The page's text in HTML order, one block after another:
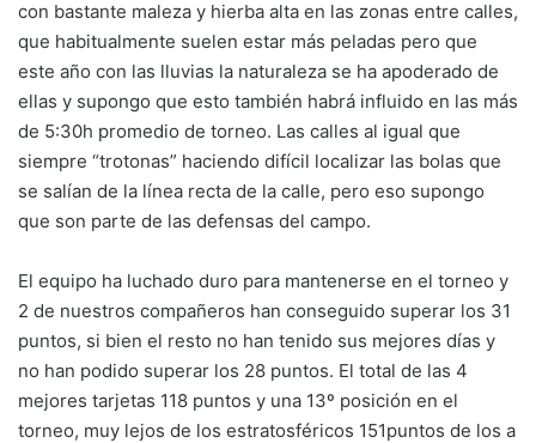
con bastante maleza y hierba alta en las zonas entre calles,
que habitualmente suelen estar más peladas pero que
este año con las lluvias la naturaleza se ha apoderado de
ellas y supongo que esto también habrá influido en las más
de 5:30h promedio de torneo. Las calles al igual que
siempre “trotonas” haciendo difícil localizar las bolas que
se salían de la línea recta de la calle, pero eso supongo
que son parte de las defensas del campo.
El equipo ha luchado duro para mantenerse en el torneo y
2 de nuestros compañeros han conseguido superar los 31
puntos, si bien el resto no han tenido sus mejores días y
no han podido superar los 28 puntos. El total de las 4
mejores tarjetas 118 puntos y una 13º posición en el
torneo, muy lejos de los estratosféricos 151puntos de los a